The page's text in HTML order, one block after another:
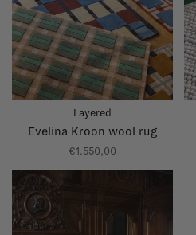
Layered
Evelina Kroon wool rug
€1.550,00